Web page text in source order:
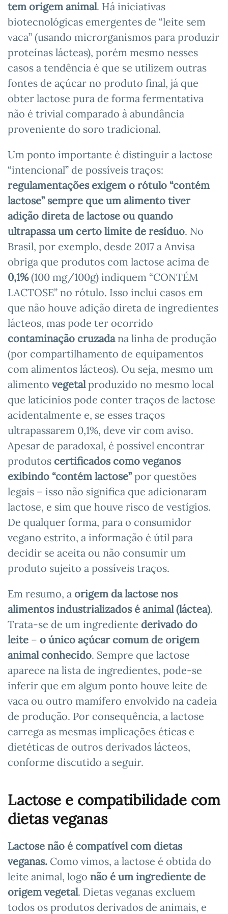
tem origem animal. Há iniciativas
biotecnológicas emergentes de “leite sem
vaca” (usando microrganismos para produzir
proteínas lácteas), porém mesmo nesses
casos a tendência é que se utilizem outras
fontes de açúcar no produto final, já que
obter lactose pura de forma fermentativa
não é trivial comparado à abundância
proveniente do soro tradicional.
Um ponto importante é distinguir a lactose
“intencional” de possíveis traços:
regulamentações exigem o rótulo “contém
lactose” sempre que um alimento tiver
adição direta de lactose ou quando
ultrapassa um certo limite de resíduo. No
Brasil, por exemplo, desde 2017 a Anvisa
obriga que produtos com lactose acima de
0,1%(100 mg/100g) indiquem “CONTÉM
LACTOSE” no rótulo. Isso inclui casos em
que não houve adição direta de ingredientes
lácteos, mas pode ter ocorrido
contaminação cruzadana linha de produção
(por compartilhamento de equipamentos
com alimentos lácteos). Ou seja, mesmo um
alimento vegetalproduzido no mesmo local
que laticínios pode conter traços de lactose
acidentalmente e, se esses traços
ultrapassarem 0,1%, deve vir com aviso.
Apesar de paradoxal, é possível encontrar
produtos certificados como veganos
exibindo “contém lactose”por questões
legais – isso não significa que adicionaram
lactose, e sim que houve risco de vestígios.
De qualquer forma, para o consumidor
vegano estrito, a informação é útil para
decidir se aceita ou não consumir um
produto sujeito a possíveis traços.
Em resumo, a origem da lactose nos
alimentos industrializados é animal (láctea).
Trata-se de um ingrediente derivado do
leite – o único açúcar comum de origem
animal conhecido. Sempre que lactose
aparece na lista de ingredientes, pode-se
inferir que em algum ponto houve leite de
vaca ou outro mamífero envolvido na cadeia
de produção. Por consequência, a lactose
carrega as mesmas implicações éticas e
dietéticas de outros derivados lácteos,
conforme discutido a seguir.
Lactose e compatibilidade com
dietas veganas
Lactose não é compatível com dietas
veganas. Como vimos, a lactose é obtida do
leite animal, logo não é um ingrediente de
origem vegetal. Dietas veganas excluem
todos os produtos derivados de animais, e